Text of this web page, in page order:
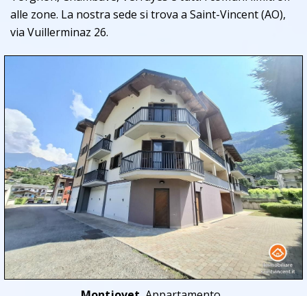
alle zone. La nostra sede si trova a Saint-Vincent (AO),
via Vuillerminaz 26.